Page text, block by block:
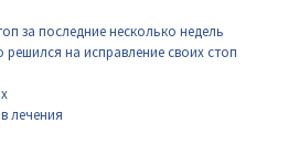
за последние несколько недель
на исправление своих стоп
лечения